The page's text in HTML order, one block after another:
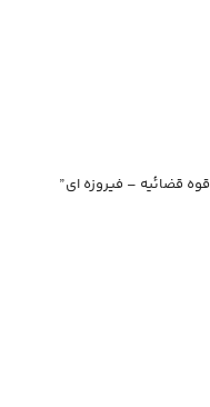
قضائیه – فیروزه ای”